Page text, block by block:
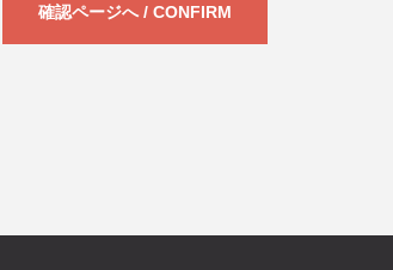
確認ページへ / CONFIRM